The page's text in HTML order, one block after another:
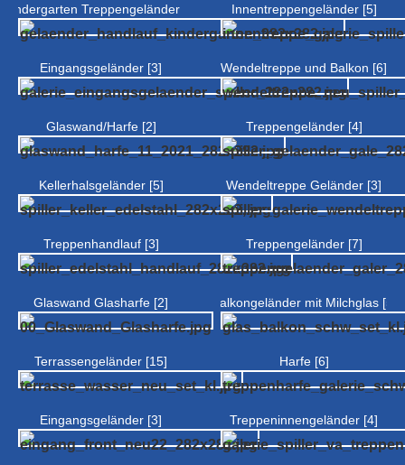
Kindergarten Treppengeländer [3] Innentreppengeländer [5]
Eingangsgeländer [3] Wendeltreppe und Balkon [6]
Glaswand/Harfe [2] Treppengeländer [4]
Kellerhalsgeländer [5] Wendeltreppe Geländer [3]
Treppenhandlauf [3] Treppengeländer [7]
Glaswand Glasharfe [2] Balkongeländer mit Milchglas [5]
Terrassengeländer [15] Harfe [6]
Eingangsgeländer [3] Treppeninnengeländer [4]